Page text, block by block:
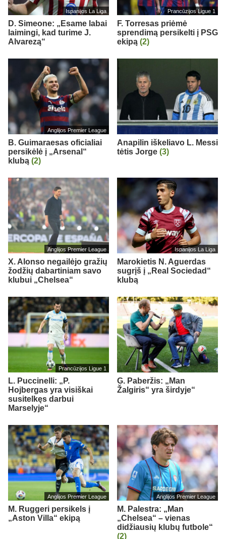
Ispanijos La Liga
D. Simeone: „Esame labai
laimingi, kad turime J.
Alvarezą“
Prancūzijos Ligue 1
F. Torresas priėmė
sprendimą persikelti į PSG
ekipą (2)
Anglijos Premier League
B. Guimaraesas oficialiai
persikėlė į „Arsenal“
klubą (2)
Anapilin iškeliavo L. Messi
tėtis Jorge (3)
Anglijos Premier League
X. Alonso negailėjo gražių
žodžių dabartiniam savo
klubui „Chelsea“
Ispanijos La Liga
Marokietis N. Aguerdas
sugrįš į „Real Sociedad“
klubą
Prancūzijos Ligue 1
L. Puccinelli: „P.
Hojbergas yra visiškai
susitelkęs darbui
Marselyje“
G. Paberžis: „Man
Žalgiris“ yra širdyje“
Anglijos Premier League
M. Ruggeri persikels į
„Aston Villa“ ekipą
Anglijos Premier League
M. Palestra: „Man
„Chelsea“ – vienas
didžiausių klubų futbole“
(2)